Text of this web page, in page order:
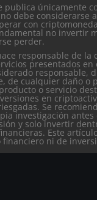
publica únicamente
debe considerarse
con
no invertir
perder.
responsable de la
presentados en
responsable,
de cualquier daño o
o servicio
en
Se
investigación antes
y solo invertir
Este
financiero ni de